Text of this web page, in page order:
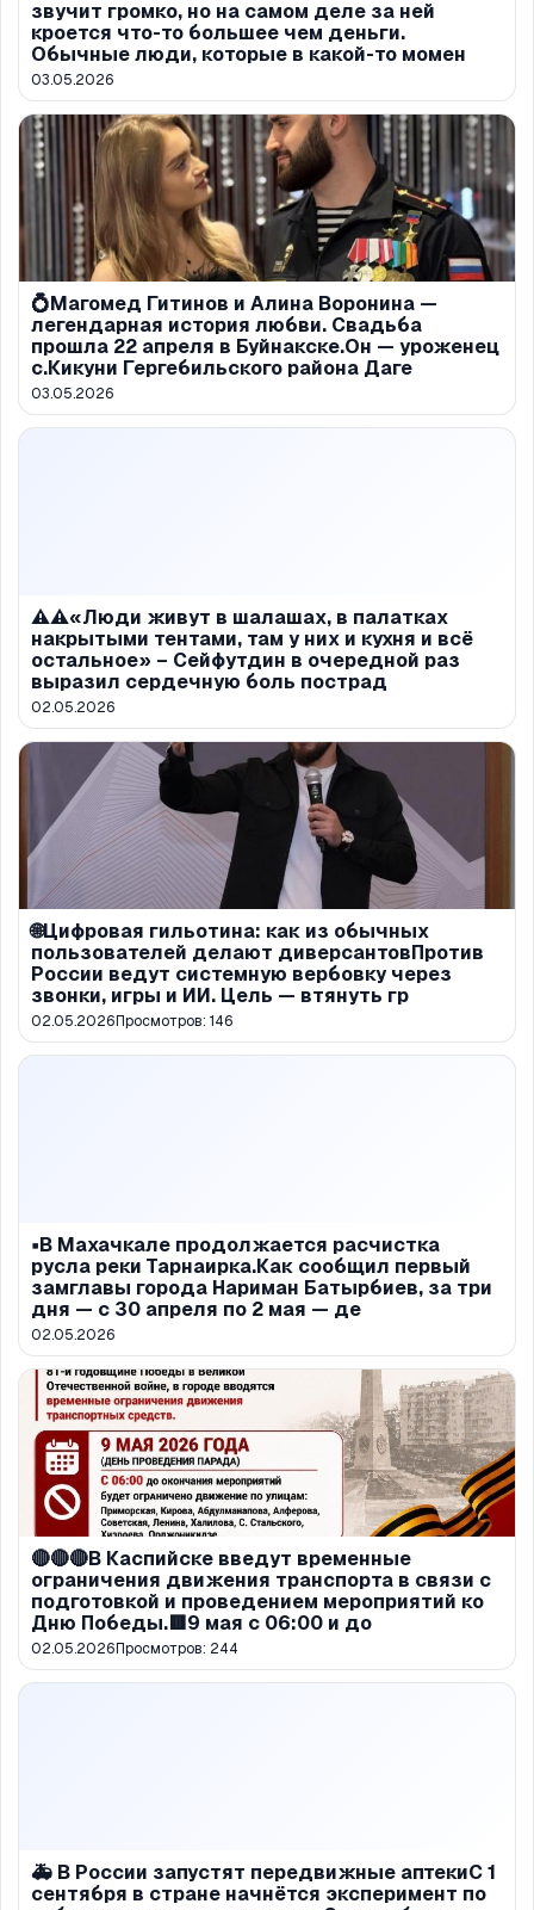
звучит громко, но на самом деле за ней
кроется что-то большее чем деньги.
Обычные люди, которые в какой-то момен
03.05.2026
💍Магомед Гитинов и Алина Воронина —
легендарная история любви. Свадьба
прошла 22 апреля в Буйнакске.Он — уроженец
с.Кикуни Гергебильского района Даге
03.05.2026
⚠️⚠️«Люди живут в шалашах, в палатках
накрытыми тентами, там у них и кухня и всё
остальное» – Сейфутдин в очередной раз
выразил сердечную боль пострад
02.05.2026
🌐Цифровая гильотина: как из обычных
пользователей делают диверсантовПротив
России ведут системную вербовку через
звонки, игры и ИИ. Цель — втянуть гр
02.05.2026Просмотров: 146
▪️В Махачкале продолжается расчистка
русла реки Тарнаирка.Как сообщил первый
замглавы города Нариман Батырбиев, за три
дня — с 30 апреля по 2 мая — де
02.05.2026
🔴🔴🔴В Каспийске введут временные
ограничения движения транспорта в связи с
подготовкой и проведением мероприятий ко
Дню Победы.🟥9 мая с 06:00 и до
02.05.2026Просмотров: 244
🚑 В России запустят передвижные аптекиС 1
сентября в стране начнётся эксперимент по